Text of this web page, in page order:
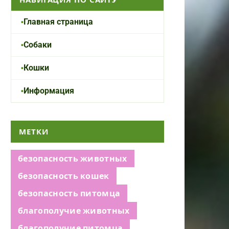
Главная страница
Собаки
Кошки
Информация
МЕТКИ
безопасность животных
безопасность кошек
безопасность питомца
благополучие животных